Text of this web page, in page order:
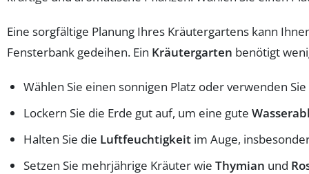
Eine sorgfältige Planung Ihres Kräutergartens kann
Fensterbank gedeihen. Ein Kräutergarten benötigt
Wählen Sie einen sonnigen Platz oder verwenden
Lockern Sie die Erde gut auf, um eine gute
Halten Sie die Luftfeuchtigkeit im Auge,
Setzen Sie mehrjährige Kräuter wie Thymian und